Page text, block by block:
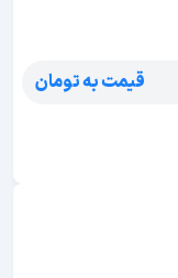
قیمت به تومان